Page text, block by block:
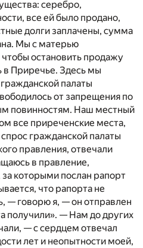
серебро,
все ей было продано,
долги заплачены, сумма
Мы с матерью
остановить продажу
в Приречье. Здесь мы
палаты
от запрещения по
повинностям. Наш местный
все приреченские места,
гражданской палаты
правления, отвечали
в правление,
которыми послан рапорт
что рапорта не
— говорю я, — он отправлен
получили». — Нам до других
— с сердцем отвечал
лет и неопытности моей,